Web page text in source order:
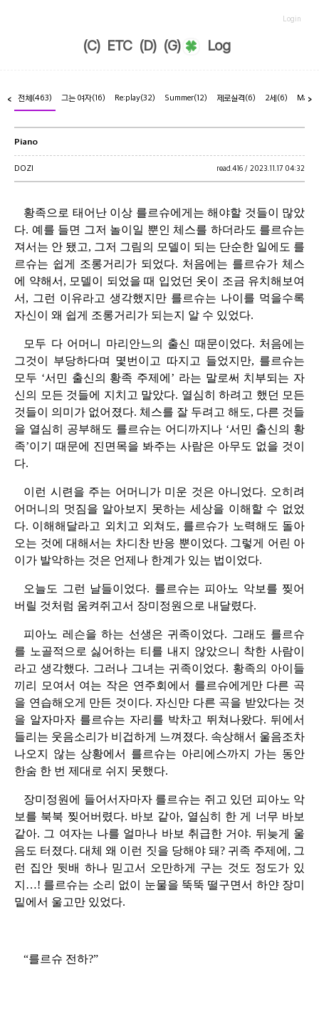
Login
(C) ETC (D) (G) Log
전체(463) 그는 여자(16) Re:play(32) Summer(12) 제로실격(6) 2세(6)
< >
Piano
DOZI 2023.11.17 04:32
read. 416 /
황족으로 태어난 이상 를르슈에게는 해야할 것들이 많았
다. 예를 들면 그저 놀이일 뿐인 체스를 하더라도 를르슈는
져서는 안 됐고, 그저 그림의 모델이 되는 단순한 일에도 를
르슈는 쉽게 조롱거리가 되었다. 처음에는 를르슈가 체스
에 약해서, 모델이 되었을 때 입었던 옷이 조금 유치해보여
서, 그런 이유라고 생각했지만 를르슈는 나이를 먹을수록
자신이 왜 쉽게 조롱거리가 되는지 알 수 있었다.
모두 다 어머니 마리안느의 출신 때문이었다. 처음에는
그것이 부당하다며 몇번이고 따지고 들었지만, 를르슈는
모두 ‘서민 출신의 황족 주제에’ 라는 말로써 치부되는 자
신의 모든 것들에 지치고 말았다. 열심히 하려고 했던 모든
것들이 의미가 없어졌다. 체스를 잘 두려고 해도, 다른 것들
을 열심히 공부해도 를르슈는 어디까지나 ‘서민 출신의 황
족’이기 때문에 진면목을 봐주는 사람은 아무도 없을 것이
다.
이런 시련을 주는 어머니가 미운 것은 아니었다. 오히려
어머니의 멋짐을 알아보지 못하는 세상을 이해할 수 없었
다. 이해해달라고 외치고 외쳐도, 를르슈가 노력해도 돌아
오는 것에 대해서는 차디찬 반응 뿐이었다. 그렇게 어린 아
이가 발악하는 것은 언제나 한계가 있는 법이었다.
오늘도 그런 날들이었다. 를르슈는 피아노 악보를 찢어
버릴 것처럼 움켜쥐고서 장미정원으로 내달렸다.
피아노 레슨을 하는 선생은 귀족이었다. 그래도 를르슈
를 노골적으로 싫어하는 티를 내지 않았으니 착한 사람이
라고 생각했다. 그러나 그녀는 귀족이었다. 황족의 아이들
끼리 모여서 여는 작은 연주회에서 를르슈에게만 다른 곡
을 연습해오게 만든 것이다. 자신만 다른 곡을 받았다는 것
을 알자마자 를르슈는 자리를 박차고 뛰쳐나왔다. 뒤에서
들리는 웃음소리가 비겁하게 느껴졌다. 속상해서 울음조차
나오지 않는 상황에서 를르슈는 아리에스까지 가는 동안
한숨 한 번 제대로 쉬지 못했다.
장미정원에 들어서자마자 를르슈는 쥐고 있던 피아노 악
보를 북북 찢어버렸다. 바보 같아, 열심히 한 게 너무 바보
같아. 그 여자는 나를 얼마나 바보 취급한 거야. 뒤늦게 울
음도 터졌다. 대체 왜 이런 짓을 당해야 돼? 귀족 주제에, 그
런 집안 뒷배 하나 믿고서 오만하게 구는 것도 정도가 있
지…! 를르슈는 소리 없이 눈물을 뚝뚝 떨구면서 하얀 장미
밑에서 울고만 있었다.
“를르슈 전하?”